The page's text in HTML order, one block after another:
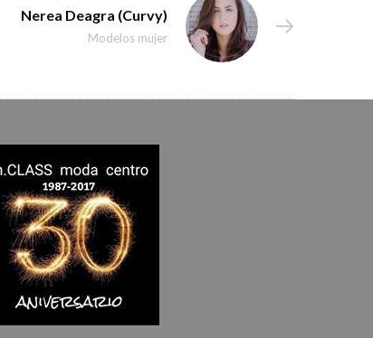
Nerea Deagra (Curvy)
Modelos mujer